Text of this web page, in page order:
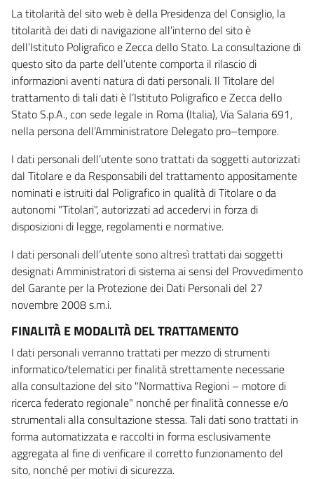
La titolarità del sito web è della Presidenza del Consiglio, la
titolarità dei dati di navigazione all’interno del sito è
dell’Istituto Poligrafico e Zecca dello Stato. La consultazione di
questo sito da parte dell’utente comporta il rilascio di
informazioni aventi natura di dati personali. Il Titolare del
trattamento di tali dati è l’Istituto Poligrafico e Zecca dello
Stato S.p.A., con sede legale in Roma (Italia), Via Salaria 691,
nella persona dell’Amministratore Delegato pro–tempore.
I dati personali dell’utente sono trattati da soggetti autorizzati
dal Titolare e da Responsabili del trattamento appositamente
nominati e istruiti dal Poligrafico in qualità di Titolare o da
autonomi "Titolari", autorizzati ad accedervi in forza di
disposizioni di legge, regolamenti e normative.
I dati personali dell’utente sono altresì trattati dai soggetti
designati Amministratori di sistema ai sensi del Provvedimento
del Garante per la Protezione dei Dati Personali del 27
novembre 2008 s.m.i.
FINALITÀ E MODALITÀ DEL TRATTAMENTO
I dati personali verranno trattati per mezzo di strumenti
informatico/telematici per finalità strettamente necessarie
alla consultazione del sito "Normattiva Regioni – motore di
ricerca federato regionale" nonché per finalità connesse e/o
strumentali alla consultazione stessa. Tali dati sono trattati in
forma automatizzata e raccolti in forma esclusivamente
aggregata al fine di verificare il corretto funzionamento del
sito, nonché per motivi di sicurezza.